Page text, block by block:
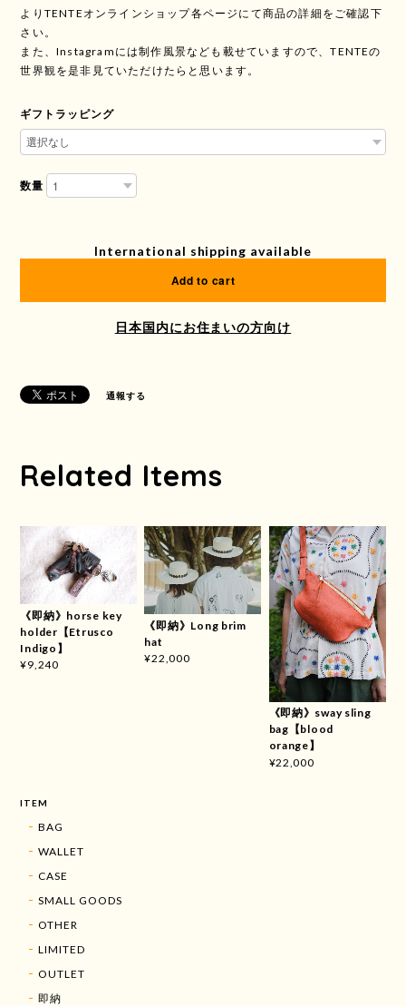
よりTENTEオンラインショップ各ページにて商品の詳細をご確認下
さい。
また、Instagramには制作風景なども載せていますので、TENTEの
世界観を是非見ていただけたらと思います。
ギフトラッピング
数量
International shipping available
Add to cart
日本国内にお住まいの方向け
通報する
Related Items
《即納》horse key
holder【Etrusco
Indigo】
¥9,240
《即納》Long brim
hat
¥22,000
《即納》sway sling
bag【blood
orange】
¥22,000
ITEM
BAG
WALLET
CASE
SMALL GOODS
OTHER
LIMITED
OUTLET
即納